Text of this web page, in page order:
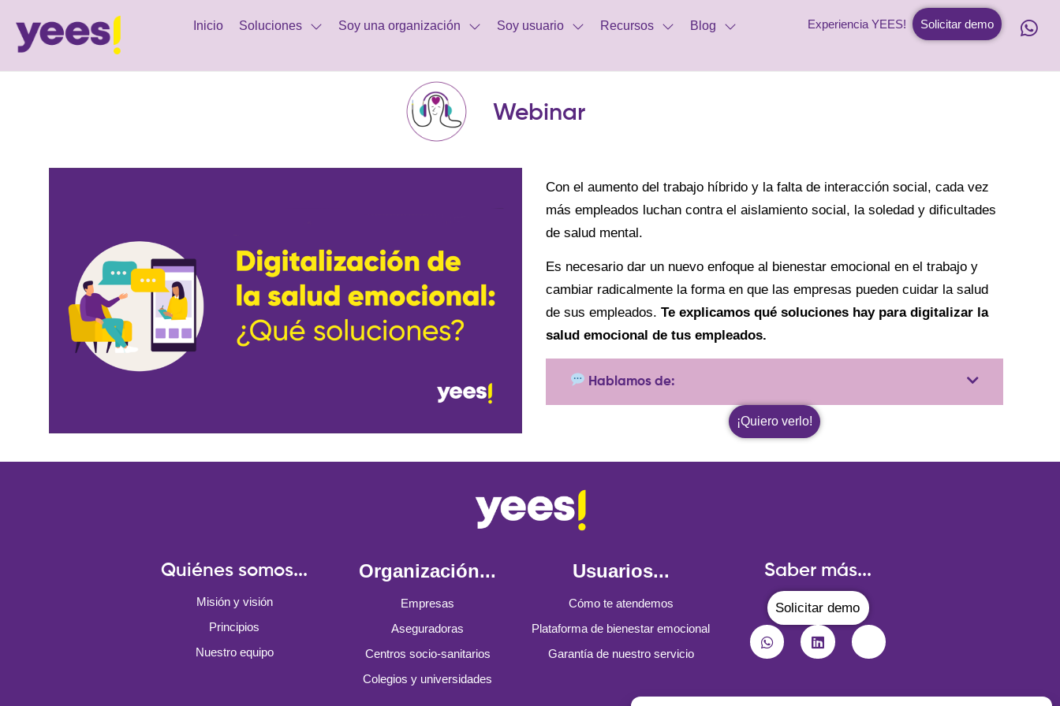
Inicio Soluciones Soy una organización Soy usuario Recursos Blog Experiencia YEES! Solicitar demo
Webinar
Con el aumento del trabajo híbrido y la falta de interacción social, cada vez
más empleados luchan contra el aislamiento social, la soledad y dificultades
de salud mental.
Es necesario dar un nuevo enfoque al bienestar emocional en el trabajo y
cambiar radicalmente la forma en que las empresas pueden cuidar la salud
de sus empleados. Te explicamos qué soluciones hay para digitalizar la
salud emocional de tus empleados.
Hablamos de:
¡Quiero verlo!
Quiénes somos...
Misión y visión
Principios
Nuestro equipo
Organización...
Empresas
Aseguradoras
Centros socio-sanitarios
Colegios y universidades
Usuarios...
Cómo te atendemos
Plataforma de bienestar emocional
Garantía de nuestro servicio
Saber más...
Solicitar demo